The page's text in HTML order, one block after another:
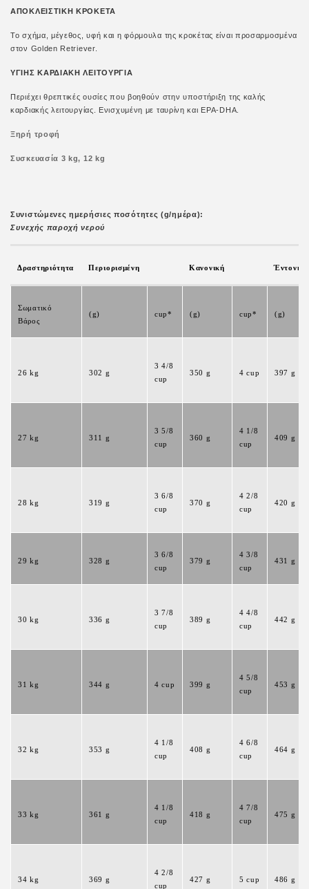
ΑΠΟΚΛΕΙΣΤΙΚΗ ΚΡΟΚΕΤΑ
Το σχήμα, μέγεθος, υφή και η φόρμουλα της κροκέτας είναι προσαρμοσμένα
στον Golden Retriever.
ΥΓΙΗΣ ΚΑΡΔΙΑΚΗ ΛΕΙΤΟΥΡΓΙΑ
Περιέχει θρεπτικές ουσίες που βοηθούν στην υποστήριξη της καλής
καρδιακής λειτουργίας. Ενισχυμένη με ταυρίνη και EPA-DHA.
Ξηρή τροφή
Συσκευασία 3 kg, 12 kg
Συνιστώμενες ημερήσιες ποσότητες (g/ημέρα):
Συνεχής παροχή νερού
Δραστηριότητα Περιορισμένη Κανονική Έντονη
Σωματικό
Βάρος
(g) cup* (g) cup* (g)
26 kg 302 g
3 4/8
cup
350 g 4 cup 397 g
27 kg 311 g
3 5/8
cup
360 g
4 1/8
cup
409 g
28 kg 319 g
3 6/8
cup
370 g
4 2/8
cup
420 g
29 kg 328 g
3 6/8
cup
379 g
4 3/8
cup
431 g
30 kg 336 g
3 7/8
cup
389 g
4 4/8
cup
442 g
31 kg 344 g 4 cup 399 g
4 5/8
cup
453 g
32 kg 353 g
4 1/8
cup
408 g
4 6/8
cup
464 g
33 kg 361 g
4 1/8
cup
418 g
4 7/8
cup
475 g
34 kg 369 g
4 2/8
cup
427 g 5 cup 486 g